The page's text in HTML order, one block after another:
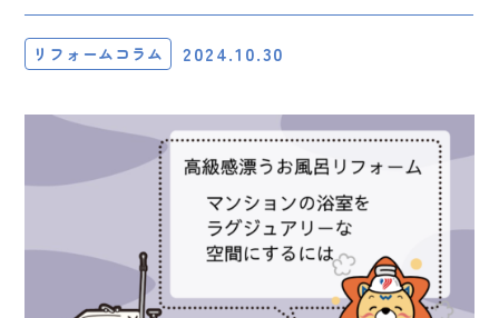
リフォームコラム 2024.10.30